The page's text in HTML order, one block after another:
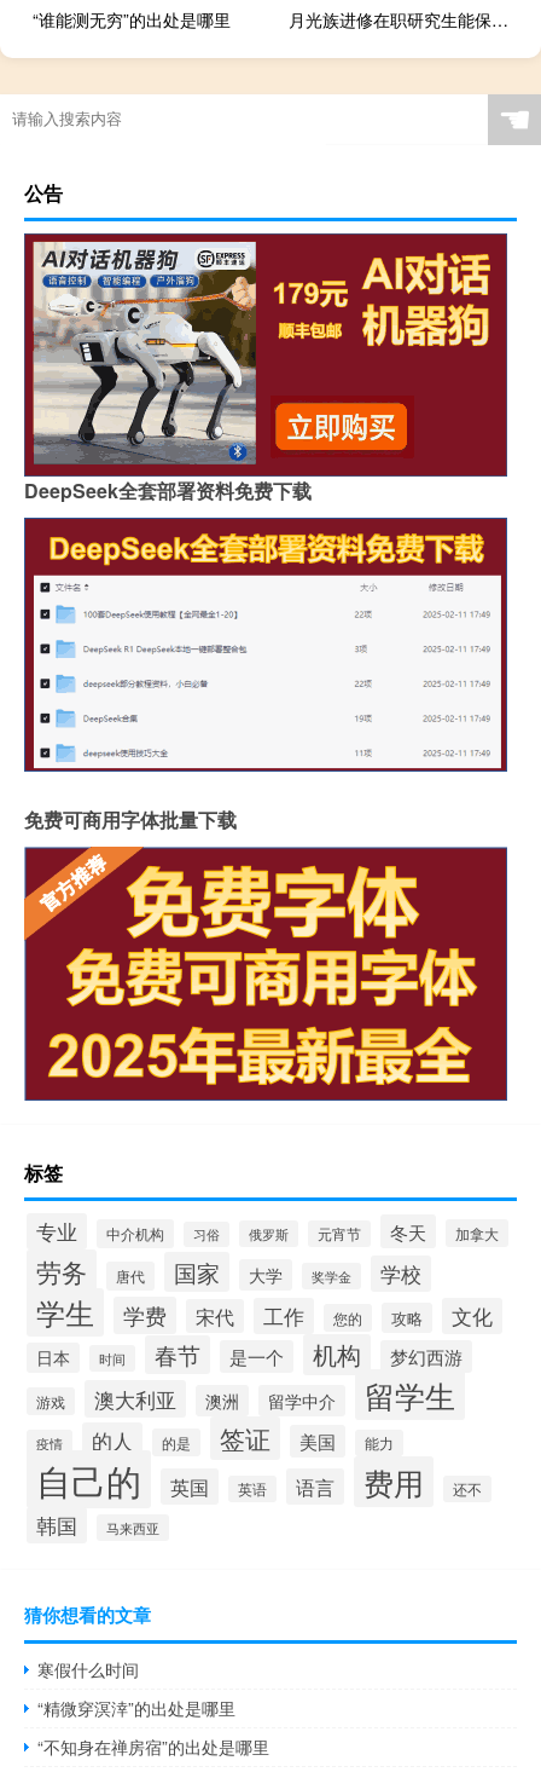
“谁能测无穷”的出处是哪里 月光族进修在职研究生能保证加薪吗
☚
公告
DeepSeek全套部署资料免费下载
免费可商用字体批量下载
标签
专业 中介机构 习俗 俄罗斯 元宵节 冬天 加拿大
劳务 唐代 国家 大学 奖学金 学校
学生 学费 宋代 工作 您的 攻略 文化
日本 时间 春节 是一个 机构 梦幻西游
游戏 澳大利亚 澳洲 留学中介 留学生
疫情 的人 的是 签证 美国 能力
自己的 英国 英语 语言 费用 还不
韩国 马来西亚
猜你想看的文章
寒假什么时间
“精微穿溟涬”的出处是哪里
“不知身在禅房宿”的出处是哪里